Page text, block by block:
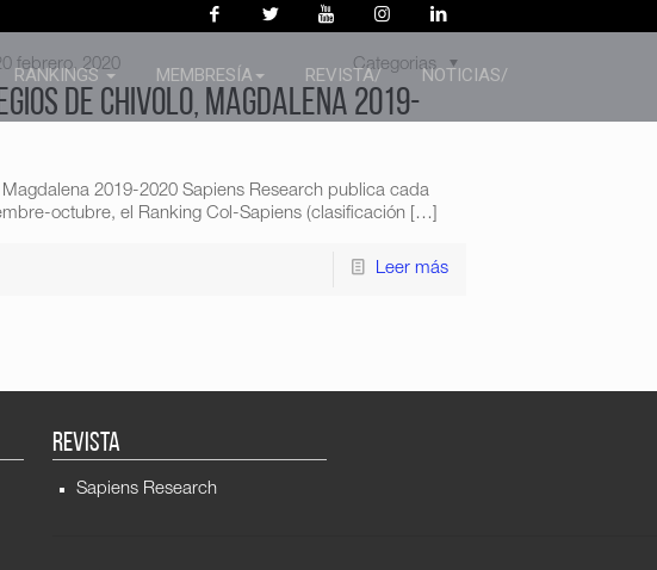
RANKINGS MEMBRESÍA REVISTA/ NOTICIAS/
febrero, 2020 Categorias
de Chivolo, Magdalena 2019-
2019-2020 Sapiens Research publica cada
octubre, el Ranking Col-Sapiens (clasificación[…]
Leer más
REVISTA
Sapiens Research